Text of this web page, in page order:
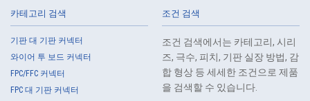
4.
The Company shall educate employees to understand the importance
of personal data and handle personal data appropriately. If employees
are required to handle the personal data of the Customers, etc., the
Company shall supervise such data as required and appropriate so as
to ensure the security control of the personal data of the Customers,
etc.
카테고리 검색
기판 대 기판 커넥터
와이어 투 보드 커넥터
FPC/FFC 커넥터
FPC 대 기판 커넥터
조건 검색
조건 검색에서는 카테고리, 시리
즈, 극수, 피치, 기판 실장 방법, 감
합 형상 등 세세한 조건으로 제품
을 검색할 수 있습니다.